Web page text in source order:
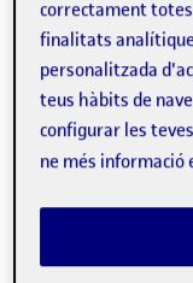
correctament
finalitats
personalitzada
teus hàbits de
configurar les
ne més informació